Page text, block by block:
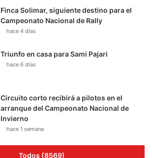
Finca Solimar, siguiente destino para el
Campeonato Nacional de Rally
hace 4 días
Triunfo en casa para Sami Pajari
hace 6 días
Circuito corto recibirá a pilotos en el
arranque del Campeonato Nacional de
Invierno
hace 1 semana
Todos (8569)